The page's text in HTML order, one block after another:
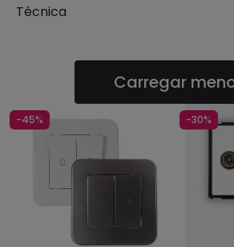
Técnica
Carregar
-45% -30%